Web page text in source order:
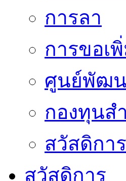
การลา
การขอเ
ศูนย์พัฒน
กองทุนส
สวัสดิการ
สวัสดิการ